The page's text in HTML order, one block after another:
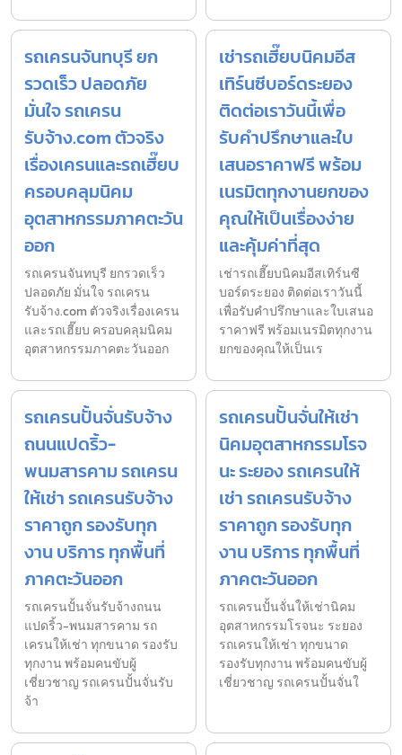
รถเครนจันทบุรี ยก
รวดเร็ว ปลอดภัย
มั่นใจ รถเครน
รับจ้าง.com ตัวจริง
เรื่องเครนและรถเฮี๊ยบ
ครอบคลุมนิคม
อุตสาหกรรมภาคตะวัน
ออก
รถเครนจันทบุรี ยกรวดเร็ว
ปลอดภัย มั่นใจ รถเครน
รับจ้าง.com ตัวจริงเรื่องเครน
และรถเฮี๊ยบ ครอบคลุมนิคม
อุตสาหกรรมภาคตะวันออก
เช่ารถเฮี๊ยบนิคมอีส
เทิร์นซีบอร์ดระยอง
ติดต่อเราวันนี้เพื่อ
รับคำปรึกษาและใบ
เสนอราคาฟรี พร้อม
เนรมิตทุกงานยกของ
คุณให้เป็นเรื่องง่าย
และคุ้มค่าที่สุด
เช่ารถเฮี๊ยบนิคมอีสเทิร์นซี
บอร์ดระยอง ติดต่อเราวันนี้
เพื่อรับคำปรึกษาและใบเสนอ
ราคาฟรี พร้อมเนรมิตทุกงาน
ยกของคุณให้เป็นเร
รถเครนปั้นจั่นรับจ้าง
ถนนแปดริ้ว-
พนมสารคาม รถเครน
ให้เช่า รถเครนรับจ้าง
ราคาถูก รองรับทุก
งาน บริการ ทุกพื้นที่
ภาคตะวันออก
รถเครนปั้นจั่นรับจ้างถนน
แปดริ้ว-พนมสารคาม รถ
เครนให้เช่า ทุกขนาด รองรับ
ทุกงาน พร้อมคนขับผู้
เชี่ยวชาญ รถเครนปั้นจั่นรับ
จ้า
รถเครนปั้นจั่นให้เช่า
นิคมอุตสาหกรรมโรจ
นะ ระยอง รถเครนให้
เช่า รถเครนรับจ้าง
ราคาถูก รองรับทุก
งาน บริการ ทุกพื้นที่
ภาคตะวันออก
รถเครนปั้นจั่นให้เช่านิคม
อุตสาหกรรมโรจนะ ระยอง
รถเครนให้เช่า ทุกขนาด
รองรับทุกงาน พร้อมคนขับผู้
เชี่ยวชาญ รถเครนปั้นจั่นใ